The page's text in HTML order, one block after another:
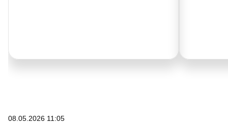
08.05.2026 11:05